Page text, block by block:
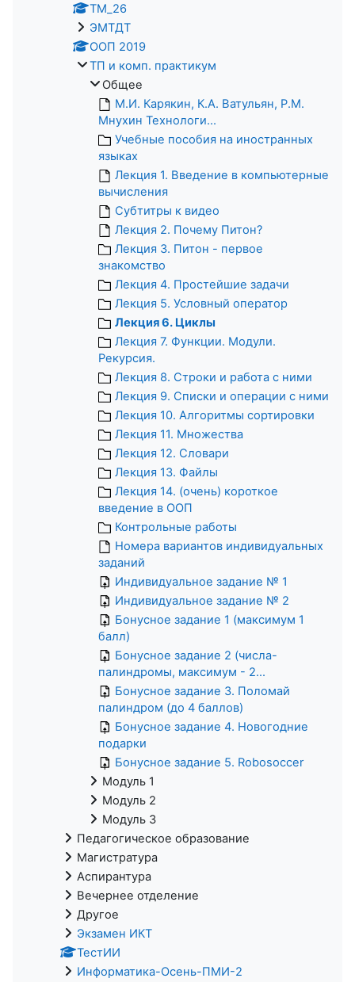
ТМ_26
ЭМТДТ
ООП 2019
ТП и комп. практикум
Общее
М.И. Карякин, К.А. Ватульян, Р.М.
Мнухин Технологи...
Учебные пособия на иностранных
языках
Лекция 1. Введение в компьютерные
вычисления
Субтитры к видео
Лекция 2. Почему Питон?
Лекция 3. Питон - первое
знакомство
Лекция 4. Простейшие задачи
Лекция 5. Условный оператор
Лекция 6. Циклы
Лекция 7. Функции. Модули.
Рекурсия.
Лекция 8. Строки и работа с ними
Лекция 9. Списки и операции с ними
Лекция 10. Алгоритмы сортировки
Лекция 11. Множества
Лекция 12. Словари
Лекция 13. Файлы
Лекция 14. (очень) короткое
введение в ООП
Контрольные работы
Номера вариантов индивидуальных
заданий
Индивидуальное задание № 1
Индивидуальное задание № 2
Бонусное задание 1 (максимум 1
балл)
Бонусное задание 2 (числа-
палиндромы, максимум - 2...
Бонусное задание 3. Поломай
палиндром (до 4 баллов)
Бонусное задание 4. Новогодние
подарки
Бонусное задание 5. Robosoccer
Модуль 1
Модуль 2
Модуль 3
Педагогическое образование
Магистратура
Аспирантура
Вечернее отделение
Другое
Экзамен ИКТ
ТестИИ
Информатика-Осень-ПМИ-2